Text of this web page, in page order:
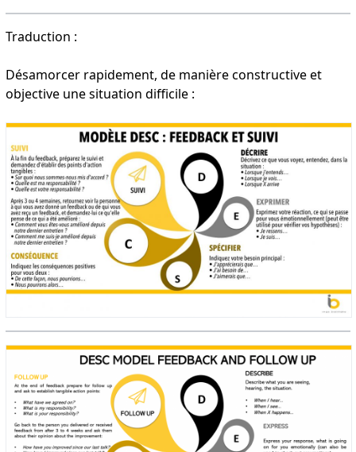
Traduction :
Désamorcer rapidement, de manière constructive et
objective une situation difficile :